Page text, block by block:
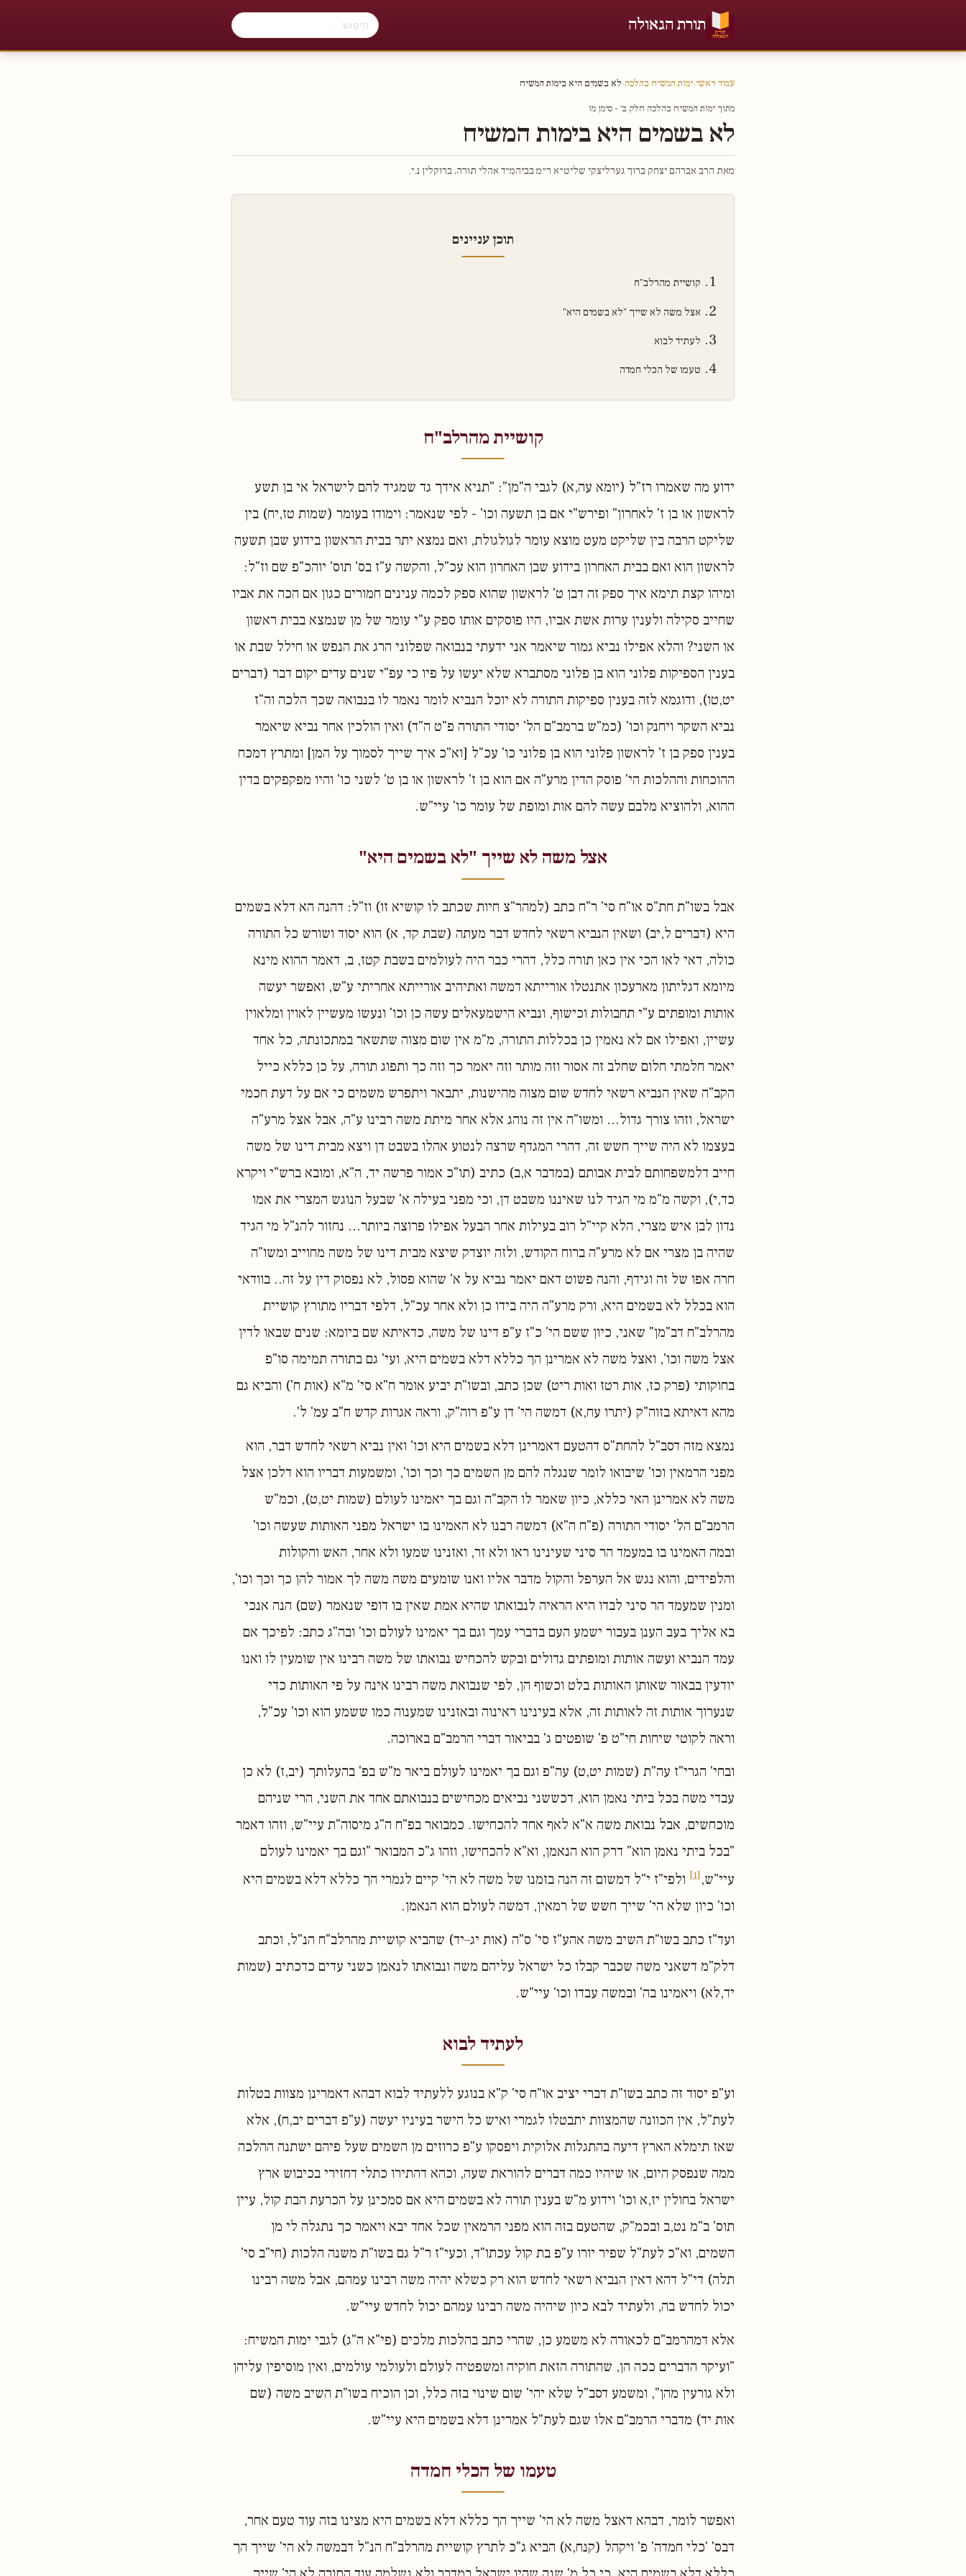
תורת הגאולה
עמוד ראשי›ימות המשיח בהלכה›לא בשמים היא בימות המשיח
מתוך ימות המשיח בהלכה חלק ב׳ - סימן מו
לא בשמים היא בימות המשיח
מאת הרב אברהם יצחק ברוך גערליצקי שליט״א ר״מ בביהמ״ד אהלי תורה, ברוקלין נ.י.
תוכן עניינים
קושיית מהרלב"ח
אצל משה לא שייך "לא בשמים היא"
לעתיד לבוא
טעמו של הכלי חמדה
קושיית מהרלב"ח
ידוע מה שאמרו רז"ל (יומא עה,א) לגבי ה"מן": "תניא אידך גד שמגיד להם לישראל אי בן תשע
לראשון או בן ז' לאחרון" ופירש"י אם בן תשעה וכו' - לפי שנאמר: וימודו בעומר (שמות טז,יח) בין
שליקט הרבה בין שליקט מעט מוצא עומר לגולגולת, ואם נמצא יתר בבית הראשון בידוע שבן תשעה
לראשון הוא ואם בבית האחרון בידוע שבן האחרון הוא עכ"ל, והקשה ע"ז בס' תוס' יוהכ"פ שם וז"ל:
ומיהו קצת תימא איך ספק זה דבן ט' לראשון שהוא ספק לכמה ענינים חמורים כגון אם הכה את אביו
שחייב סקילה ולענין ערות אשת אביו, היו פוסקים אותו ספק ע"י עומר של מן שנמצא בבית ראשון
או השני? והלא אפילו נביא גמור שיאמר אני ידעתי בנבואה שפלוני הרג את הנפש או חילל שבת או
בענין הספיקות פלוני הוא בן פלוני מסתברא שלא יעשו על פיו כי עפ"י שנים עדים יקום דבר (דברים
יט,טו), ודוגמא לזה בענין ספיקות התורה לא יוכל הנביא לומר נאמר לו בנבואה שכך הלכה וה"ז
נביא השקר ויחנק וכו' (כמ"ש ברמב"ם הל' יסודי התורה פ"ט ה"ד) ואין הולכין אחר נביא שיאמר
בענין ספק בן ז' לראשון פלוני הוא בן פלוני כו' עכ"ל [וא"כ איך שייך לסמוך על המן] ומתרץ דמכח
ההוכחות וההלכות הי' פוסק הדין מרע"ה אם הוא בן ז' לראשון או בן ט' לשני כו' והיו מפקפקים בדין
ההוא, ולהוציא מלבם עשה להם אות ומופת של עומר כו' עיי"ש.
אצל משה לא שייך "לא בשמים היא"
אבל בשו"ת חת"ס או"ח סי' ר"ח כתב (למהר"צ חיות שכתב לו קושיא זו) וז"ל: דהנה הא דלא בשמים
היא (דברים ל,יב) ושאין הנביא רשאי לחדש דבר מעתה (שבת קד, א) הוא יסוד ושורש כל התורה
כולה, דאי לאו הכי אין כאן תורה כלל, דהרי כבר היה לעולמים בשבת קטז, ב, דאמר ההוא מינא
מיומא דגליתון מארעכון אתנטלו אורייתא דמשה ואתיהיב אורייתא אחריתי ע"ש, ואפשר יעשה
אותות ומופתים ע"י תחבולות וכישוף, ונביא הישמעאלים עשה כן וכו' ונעשו מעשיין לאוין ומלאוין
עשיין, ואפילו אם לא נאמין כן בכללות התורה, מ"מ אין שום מצוה שתשאר במתכונתה, כל אחד
יאמר חלמתי חלום שחלב זה אסור וזה מותר וזה יאמר כך וזה כך ותפוג תורה, על כן כללא כייל
הקב"ה שאין הנביא רשאי לחדש שום מצוה מהישנות, יתבאר ויתפרש משמים כי אם על דעת חכמי
ישראל, וזהו צורך גדול... ומשו"ה אין זה נוהג אלא אחר מיתת משה רבינו ע"ה, אבל אצל מרע"ה
בעצמו לא היה שייך חשש זה, דהרי המגדף שרצה לנטוע אהלו בשבט דן ויצא מבית דינו של משה
חייב דלמשפחותם לבית אבותם (במדבר א,ב) כתיב (תו"כ אמור פרשה יד, ה"א, ומובא ברש"י ויקרא
כד,י), וקשה מ"מ מי הגיד לנו שאיננו משבט דן, וכי מפני בעילה א' שבעל הנוגש המצרי את אמו
נדון לבן איש מצרי, הלא קיי"ל רוב בעילות אחר הבעל אפילו פרוצה ביותר... נחזור להנ"ל מי הגיד
שהיה בן מצרי אם לא מרע"ה ברוח הקודש, ולזה יוצדק שיצא מבית דינו של משה מחוייב ומשו"ה
חרה אפו של זה וגידף, והנה פשוט דאם יאמר נביא על א' שהוא פסול, לא נפסוק דין על זה.. בוודאי
הוא בכלל לא בשמים היא, ורק מרע"ה היה בידו כן ולא אחר עכ"ל, דלפי דבריו מתורץ קושיית
מהרלב"ח דב"מן" שאני, כיון ששם הי' כ"ז ע"פ דינו של משה, כדאיתא שם ביומא: שנים שבאו לדין
אצל משה וכו', ואצל משה לא אמרינן הך כללא דלא בשמים היא, ועי' גם בתורה תמימה סו"פ
בחוקותי (פרק כז, אות רטז ואות ריט) שכן כתב, ובשו"ת יביע אומר ח"א סי' מ"א (אות ח') והביא גם
מהא דאיתא בזוה"ק (יתרו עח,א) דמשה הי' דן ע"פ רוה"ק, וראה אגרות קדש ח"ב עמ' ל'.
נמצא מזה דסב"ל להחת"ס דהטעם דאמרינן דלא בשמים היא וכו' ואין נביא רשאי לחדש דבר, הוא
מפני הרמאין וכו' שיבואו לומר שנגלה להם מן השמים כך וכך וכו', ומשמעות דבריו הוא דלכן אצל
משה לא אמרינן האי כללא, כיון שאמר לו הקב"ה וגם בך יאמינו לעולם (שמות יט,ט), וכמ"ש
הרמב"ם הל' יסודי התורה (פ"ח ה"א) דמשה רבנו לא האמינו בו ישראל מפני האותות שעשה וכו'
ובמה האמינו בו במעמד הר סיני שעינינו ראו ולא זר, ואזנינו שמעו ולא אחר, האש והקולות
והלפידים, והוא נגש אל הערפל והקול מדבר אליו ואנו שומעים משה משה לך אמור להן כך וכך וכו',
ומנין שמעמד הר סיני לבדו היא הראיה לנבואתו שהיא אמת שאין בו דופי שנאמר (שם) הנה אנכי
בא אליך בעב הענן בעבור ישמע העם בדברי עמך וגם בך יאמינו לעולם וכו' ובה"ג כתב: לפיכך אם
עמד הנביא ועשה אותות ומופתים גדולים ובקש להכחיש נבואתו של משה רבינו אין שומעין לו ואנו
יודעין בבאור שאותן האותות בלט וכשוף הן, לפי שנבואת משה רבינו אינה על פי האותות כדי
שנערוך אותות זה לאותות זה, אלא בעינינו ראינוה ובאזנינו שמענוה כמו ששמע הוא וכו' עכ"ל,
וראה לקוטי שיחות חי"ט פ' שופטים ג' בביאור דברי הרמב"ם בארוכה.
ובחי' הגרי"ז עה"ת (שמות יט,ט) עה"פ וגם בך יאמינו לעולם ביאר מ"ש בפ' בהעלותך (יב,ז) לא כן
עבדי משה בכל ביתי נאמן הוא, דכששני נביאים מכחישים בנבואתם אחד את השני, הרי שניהם
מוכחשים, אבל נבואת משה א"א לאף אחד להכחישו. כמבואר בפ"ח ה"ג מיסוה"ת עיי"ש, וזהו דאמר
"בכל ביתי נאמן הוא" דרק הוא הנאמן, וא"א להכחישו, וזהו ג"כ המבואר "וגם בך יאמינו לעולם
עיי"ש, [1]
ולפי"ז י"ל דמשום זה הנה בזמנו של משה לא הי' קיים לגמרי הך כללא דלא בשמים היא
וכו' כיון שלא הי' שייך חשש של רמאין, דמשה לעולם הוא הנאמן.
ועד"ז כתב בשו"ת השיב משה אהע"ז סי' ס"ה (אות יג–יד) שהביא קושיית מהרלב"ח הנ"ל, וכתב
דלק"מ דשאני משה שכבר קבלו כל ישראל עליהם משה ונבואתו לנאמן כשני עדים כדכתיב (שמות
יד,לא) ויאמינו בה' ובמשה עבדו וכו' עיי"ש.
לעתיד לבוא
וע"פ יסוד זה כתב בשו"ת דברי יציב או"ח סי' ק"א בנוגע ללעתיד לבוא דבהא דאמרינן מצוות בטלות
לעת"ל, אין הכוונה שהמצוות יתבטלו לגמרי ואיש כל הישר בעיניו יעשה (ע"פ דברים יב,ח), אלא
שאז תימלא הארץ דיעה בהתגלות אלוקית ויפסקו ע"פ כרוזים מן השמים שעל פיהם ישתנה ההלכה
ממה שנפסק היום, או שיהיו כמה דברים להוראת שעה, וכהא דהתירו כתלי דחזירי בכיבוש ארץ
ישראל בחולין יז,א וכו' וידוע מ"ש בענין תורה לא בשמים היא אם סמכינן על הכרעת הבת קול, עיין
תוס' ב"מ נט,ב ובכמ"ק, שהטעם בזה הוא מפני הרמאין שכל אחד יבא ויאמר כך נתגלה לי מן
השמים, וא"כ לעת"ל שפיר יורו ע"פ בת קול עכתו"ד, וכעי"ז ר"ל גם בשו"ת משנה הלכות (חי"ב סי'
תלה) די"ל דהא דאין הנביא רשאי לחדש הוא רק כשלא יהיה משה רבינו עמהם, אבל משה רבינו
יכול לחדש בה, ולעתיד לבא כיון שיהיה משה רבינו עמהם יכול לחדש עיי"ש.
אלא דמהרמב"ם לכאורה לא משמע כן, שהרי כתב בהלכות מלכים (פי"א ה"ג) לגבי ימות המשיח:
"ועיקר הדברים ככה הן, שהתורה הזאת חוקיה ומשפטיה לעולם ולעולמי עולמים, ואין מוסיפין עליהן
ולא גורעין מהן", ומשמע דסב"ל שלא יהי' שום שינוי בזה כלל, וכן הוכיח בשו"ת השיב משה (שם
אות יד) מדברי הרמב"ם אלו שגם לעת"ל אמרינן דלא בשמים היא עיי"ש.
טעמו של הכלי חמדה
ואפשר לומר, דבהא דאצל משה לא הי' שייך הך כללא דלא בשמים היא מצינו בזה עוד טעם אחר,
דבס' 'כלי חמדה' פ' ויקהל (קנח,א) הביא ג"כ לתרץ קושיית מהרלב"ח הנ"ל דבמשה לא הי' שייך הך